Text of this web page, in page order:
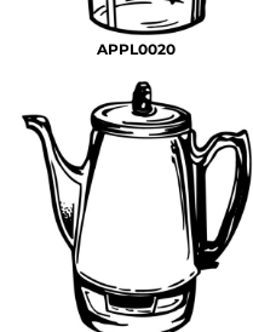
APPL0020